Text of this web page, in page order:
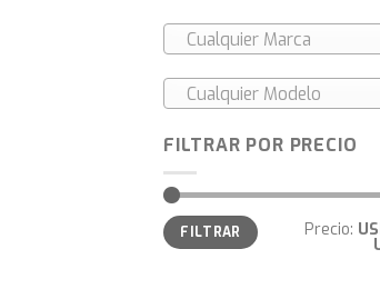
Cualquier Marca
Cualquier Modelo
FILTRAR POR PRECIO
Precio
mínimo
Precio
máximo
FILTRAR Precio: